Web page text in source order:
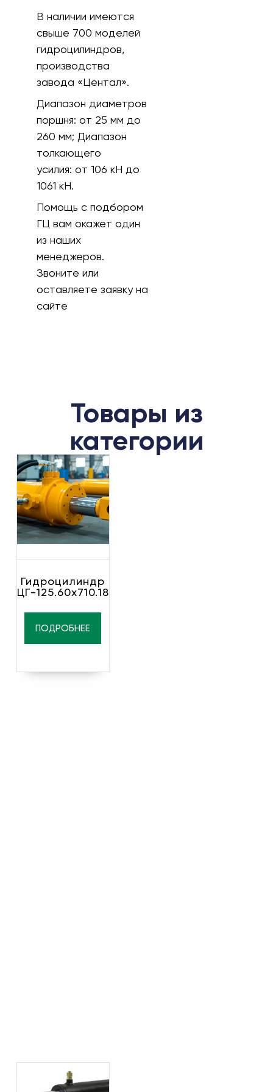
В наличии имеются
свыше 700 моделей
гидроцилиндров,
производства
завода «Центал».
Диапазон диаметров
поршня:от 25 мм до
260 мм; Диапазон
толкающего
усилия:от 106 кH до
1061 кН.
Помощь с подбором
ГЦ вам окажет один
из наших
менеджеров.
Звоните или
оставляете заявку на
сайте
Товары из
категории
Гидроцилиндр
ЦГ-125.60х710.18
ПОДРОБНЕЕ